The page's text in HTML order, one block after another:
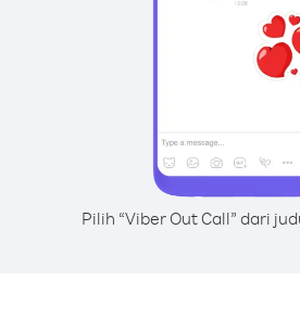
Pilih “Viber Out Call” dari